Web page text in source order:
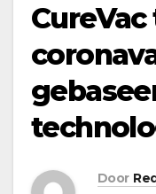
Door